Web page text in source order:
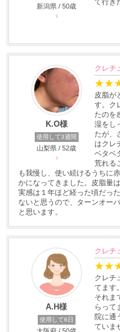
新潟県 / 50歳
♀
て行き
K.O様
使用して3週間
山梨県 / 52歳
♀
クレチ
★★
皮脂が
す。ク
たのを
湿をし
たが、
はクレ
ベタベ
荒れる
も我慢し、使い続けるうちに
かになってきました。皮脂量
実感は１年ほど経った頃だっ
ないと思うので、ターンオー
と思います。
A.H様
使用して6日
クレチ
★★
クレチ
てます。
それま
らって
院に通
ていま